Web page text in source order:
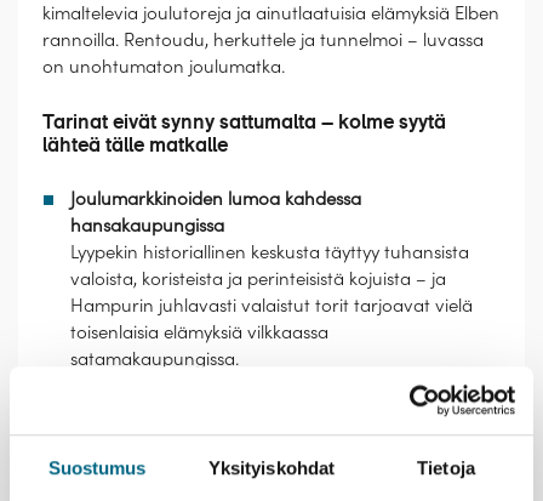
Suostumus Yksityiskohdat Tietoja
kimaltelevia joulutoreja ja ainutlaatuisia elämyksiä Elben
rannoilla. Rentoudu, herkuttele ja tunnelmoi – luvassa
on unohtumaton joulumatka.
Tarinat eivät synny sattumalta – kolme syytä
lähteä tälle matkalle
Joulumarkkinoiden lumoa kahdessa
hansakaupungissa
Lyypekin historiallinen keskusta täyttyy tuhansista
valoista, koristeista ja perinteisistä kojuista – ja
Hampurin juhlavasti valaistut torit tarjoavat vielä
toisenlaisia elämyksiä vilkkaassa
satamakaupungissa.
Matka sujuu vaivattomasti: laivamatkoilla nautit
noutopöytien herkuista ja merimaisemista, ja maissa